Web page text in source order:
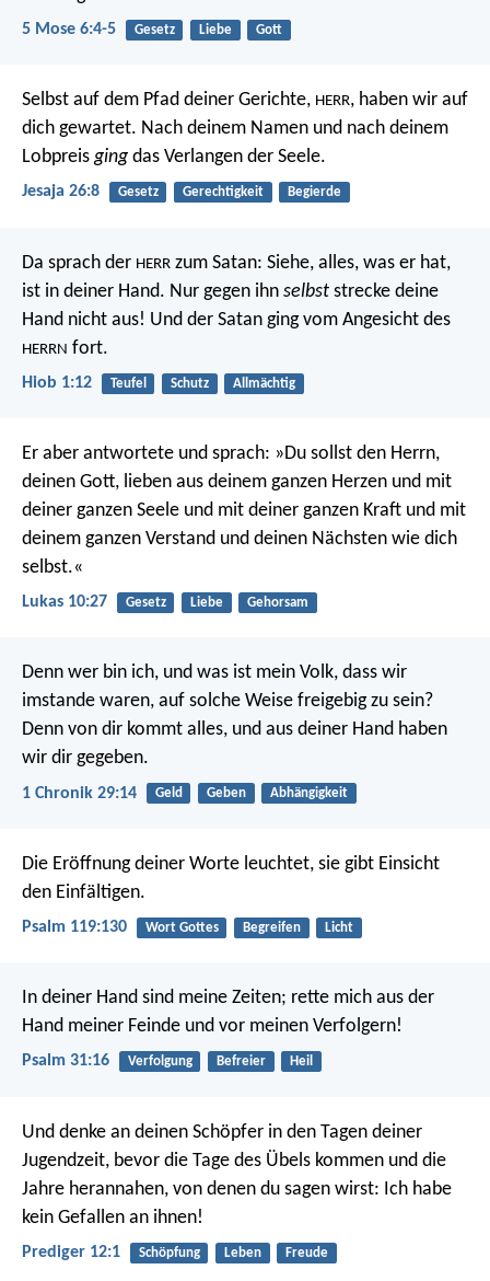
5 Mose 6:4-5 Gesetz Liebe Gott
Selbst auf dem Pfad deiner Gerichte, HERR, haben wir auf
dich gewartet. Nach deinem Namen und nach deinem
Lobpreis ging das Verlangen der Seele.
Jesaja 26:8 Gesetz Gerechtigkeit Begierde
Da sprach der HERR zum Satan: Siehe, alles, was er hat,
ist in deiner Hand. Nur gegen ihn selbst strecke deine
Hand nicht aus! Und der Satan ging vom Angesicht des
HERRN fort.
Hiob 1:12 Teufel Schutz Allmächtig
Er aber antwortete und sprach: »Du sollst den Herrn,
deinen Gott, lieben aus deinem ganzen Herzen und mit
deiner ganzen Seele und mit deiner ganzen Kraft und mit
deinem ganzen Verstand und deinen Nächsten wie dich
selbst.«
Lukas 10:27 Gesetz Liebe Gehorsam
Denn wer bin ich, und was ist mein Volk, dass wir
imstande waren, auf solche Weise freigebig zu sein?
Denn von dir kommt alles, und aus deiner Hand haben
wir dir gegeben.
1 Chronik 29:14 Geld Geben Abhängigkeit
Die Eröffnung deiner Worte leuchtet, sie gibt Einsicht
den Einfältigen.
Psalm 119:130 Wort Gottes Begreifen Licht
In deiner Hand sind meine Zeiten; rette mich aus der
Hand meiner Feinde und vor meinen Verfolgern!
Psalm 31:16 Verfolgung Befreier Heil
Und denke an deinen Schöpfer in den Tagen deiner
Jugendzeit, bevor die Tage des Übels kommen und die
Jahre herannahen, von denen du sagen wirst: Ich habe
kein Gefallen an ihnen!
Prediger 12:1 Schöpfung Leben Freude